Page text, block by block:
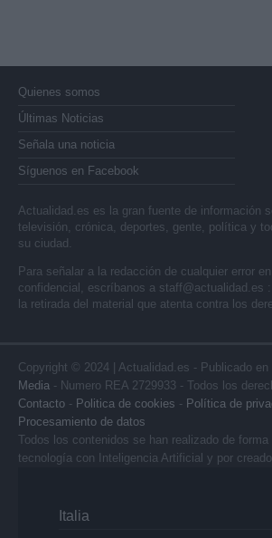
Quienes somos
Últimas Noticias
Señala una noticia
Síguenos en Facebook
Actualidad.es es la gran fuente de información
televisión, crónica, deportes, gente, política y
su ciudad.
Para señalar a la redacción de cualquier error
confidencial, escríbanos a staff@actualidad.es
la retirada del material que atenta contra los
Copyright © 2024 | Actualidad.es - Publicado en
Media - Numero REA 2729933 - Todos los
Contacto - Politica de cookies - Política de
Procesamiento de datos
Todos los contenidos se han realizado de forma
tecnología con Inteligencia Artificial y por
Italia